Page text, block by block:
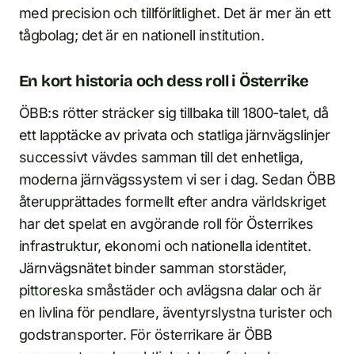
med precision och tillförlitlighet. Det är mer än ett
tågbolag; det är en nationell institution.
En kort historia och dess roll i Österrike
ÖBB:s rötter sträcker sig tillbaka till 1800-talet, då
ett lapptäcke av privata och statliga järnvägslinjer
successivt vävdes samman till det enhetliga,
moderna järnvägssystem vi ser i dag. Sedan ÖBB
återupprättades formellt efter andra världskriget
har det spelat en avgörande roll för Österrikes
infrastruktur, ekonomi och nationella identitet.
Järnvägsnätet binder samman storstäder,
pittoreska småstäder och avlägsna dalar och är
en livlina för pendlare, äventyrslystna turister och
godstransporter. För österrikare är ÖBB